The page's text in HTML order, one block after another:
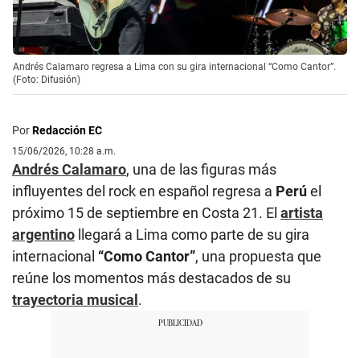
Andrés Calamaro regresa a Lima con su gira internacional “Como Cantor”.
(Foto: Difusión)
PorRedacción EC
15/06/2026, 10:28 a.m.
Andrés Calamaro, una de las figuras más
influyentes del rock en español regresa a Perúel
próximo 15 de septiembre en Costa 21. El artista
argentino llegará a Lima como parte de su gira
internacional “Como Cantor”, una propuesta que
reúne los momentos más destacados de su
trayectoria musical.